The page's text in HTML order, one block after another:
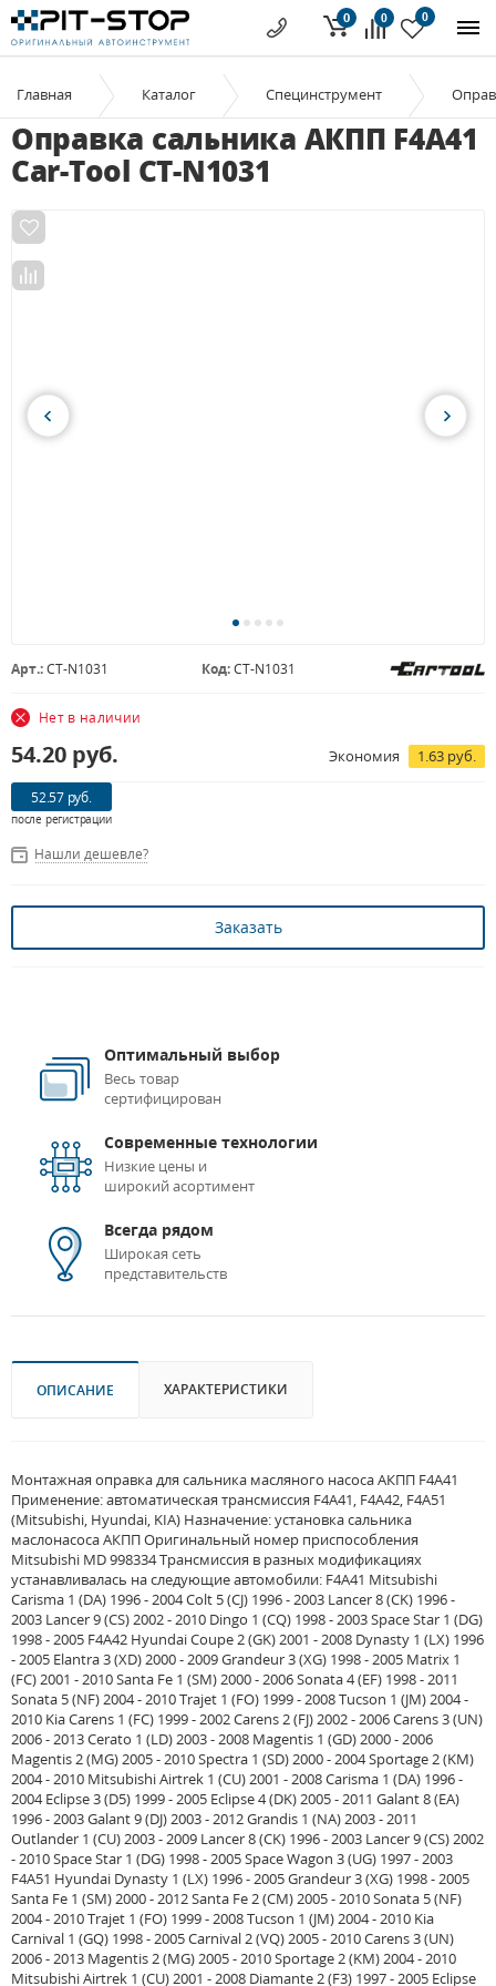
0 0
0
Главная Каталог Специнструмент
Оправка сальника АКПП F4A41
Car-Tool CT-N1031
Арт.:CT-N1031 Код:CT-N1031
Нет в наличии
54.20 руб. Экономия 1.63 руб.
52.57 руб.
после регистрации
Нашли дешевле?
Заказать
Оптимальный выбор
Весь товар
сертифицирован
Современные технологии
Низкие цены и
широкий асортимент
Всегда рядом
Широкая сеть
представительств
ОПИСАНИЕ ХАРАКТЕРИСТИКИ
Монтажная оправка для сальника масляного насоса АКПП F4A41
Применение: автоматическая трансмиссия F4A41, F4A42, F4A51
(Mitsubishi, Hyundai, KIA) Назначение: установка сальника
маслонасоса АКПП Оригинальный номер приспособления
Mitsubishi MD 998334 Трансмиссия в разных модификациях
устанавливалась на следующие автомобили: F4A41 Mitsubishi
Carisma 1 (DA) 1996 - 2004 Colt 5 (CJ) 1996 - 2003 Lancer 8 (CK) 1996 -
2003 Lancer 9 (CS) 2002 - 2010 Dingo 1 (CQ) 1998 - 2003 Space Star 1 (DG)
1998 - 2005 F4A42 Hyundai Coupe 2 (GK) 2001 - 2008 Dynasty 1 (LX) 1996
- 2005 Elantra 3 (XD) 2000 - 2009 Grandeur 3 (XG) 1998 - 2005 Matrix 1
(FC) 2001 - 2010 Santa Fe 1 (SM) 2000 - 2006 Sonata 4 (EF) 1998 - 2011
Sonata 5 (NF) 2004 - 2010 Trajet 1 (FO) 1999 - 2008 Tucson 1 (JM) 2004 -
2010 Kia Carens 1 (FC) 1999 - 2002 Carens 2 (FJ) 2002 - 2006 Carens 3 (UN)
2006 - 2013 Cerato 1 (LD) 2003 - 2008 Magentis 1 (GD) 2000 - 2006
Magentis 2 (MG) 2005 - 2010 Spectra 1 (SD) 2000 - 2004 Sportage 2 (KM)
2004 - 2010 Mitsubishi Airtrek 1 (CU) 2001 - 2008 Carisma 1 (DA) 1996 -
2004 Eclipse 3 (D5) 1999 - 2005 Eclipse 4 (DK) 2005 - 2011 Galant 8 (EA)
1996 - 2003 Galant 9 (DJ) 2003 - 2012 Grandis 1 (NA) 2003 - 2011
Outlander 1 (CU) 2003 - 2009 Lancer 8 (CK) 1996 - 2003 Lancer 9 (CS) 2002
- 2010 Space Star 1 (DG) 1998 - 2005 Space Wagon 3 (UG) 1997 - 2003
F4A51 Hyundai Dynasty 1 (LX) 1996 - 2005 Grandeur 3 (XG) 1998 - 2005
Santa Fe 1 (SM) 2000 - 2012 Santa Fe 2 (CM) 2005 - 2010 Sonata 5 (NF)
2004 - 2010 Trajet 1 (FO) 1999 - 2008 Tucson 1 (JM) 2004 - 2010 Kia
Carnival 1 (GQ) 1998 - 2005 Carnival 2 (VQ) 2005 - 2010 Carens 3 (UN)
2006 - 2013 Magentis 2 (MG) 2005 - 2010 Sportage 2 (KM) 2004 - 2010
Mitsubishi Airtrek 1 (CU) 2001 - 2008 Diamante 2 (F3) 1997 - 2005 Eclipse